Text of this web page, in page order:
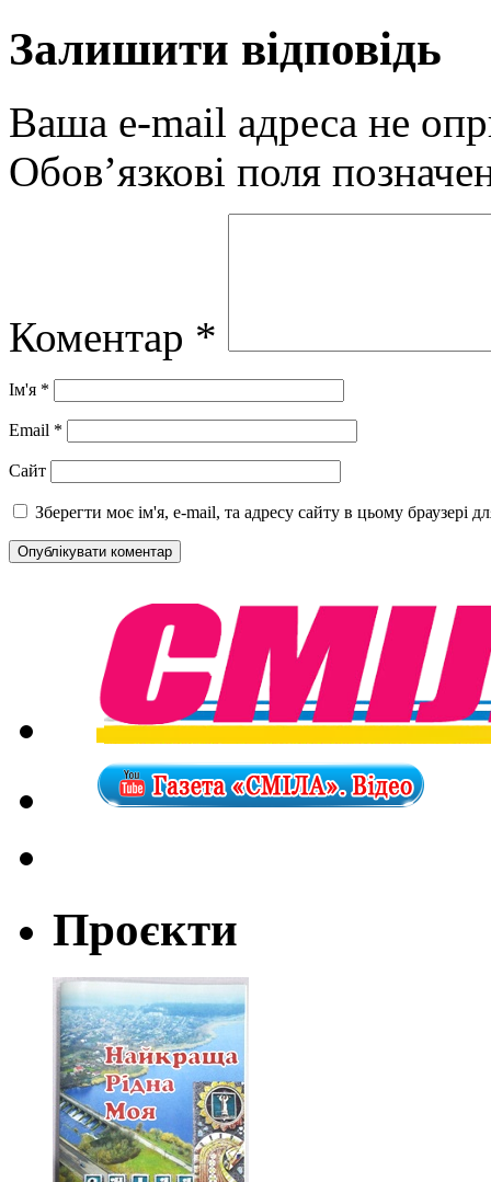
Залишити відповідь
Ваша e-mail адреса не
Обов’язкові поля
Коментар *
Ім'я *
Email *
Сайт
Зберегти моє ім'я, e-mail, та адресу сайту в цьому браузері
Проєкти